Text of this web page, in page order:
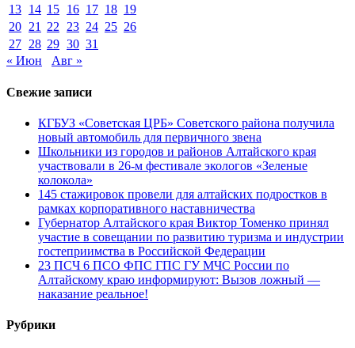
13 14 15 16 17 18 19
20 21 22 23 24 25 26
27 28 29 30 31
« Июн
Авг »
Свежие записи
КГБУЗ «Советская ЦРБ» Советского района получила
новый автомобиль для первичного звена
Школьники из городов и районов Алтайского края
участвовали в 26-м фестивале экологов «Зеленые
колокола»
145 стажировок провели для алтайских подростков в
рамках корпоративного наставничества
Губернатор Алтайского края Виктор Томенко принял
участие в совещании по развитию туризма и индустрии
гостеприимства в Российской Федерации
23 ПСЧ 6 ПСО ФПС ГПС ГУ МЧС России по
Алтайскому краю информируют: Вызов ложный —
наказание реальное!
Рубрики